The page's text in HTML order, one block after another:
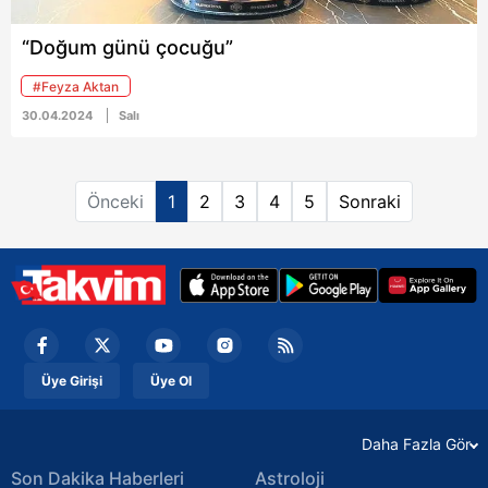
yağmuruna tutuldu. İşte
fotoğrafları...
“Doğum günü çocuğu”
#Feyza Aktan
30.04.2024 Salı
Önceki 1 2 3 4 5 Sonraki
Üye Girişi Üye Ol
Daha Fazla Gör
Son Dakika Haberleri Astroloji